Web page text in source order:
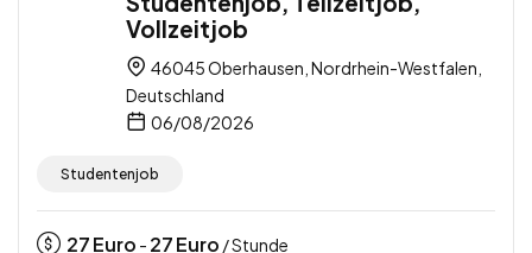
Vollzeitjob
46045 Oberhausen, Nordrhein-Westfalen,
Deutschland
06/08/2026
Studentenjob
27Euro - 27Euro / Stunde